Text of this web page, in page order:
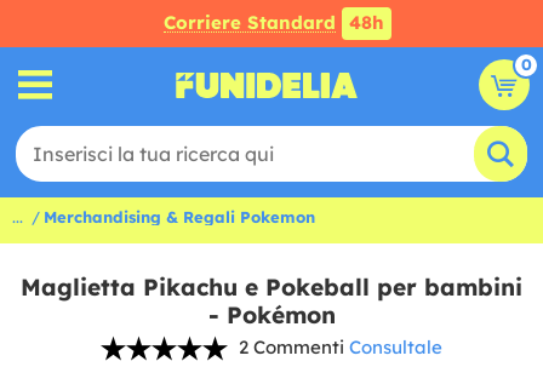
Corriere Standard 48h
0
... Merchandising & Regali Pokemon
Maglietta Pikachu e Pokeball per bambini
- Pokémon
2 Commenti Consultale